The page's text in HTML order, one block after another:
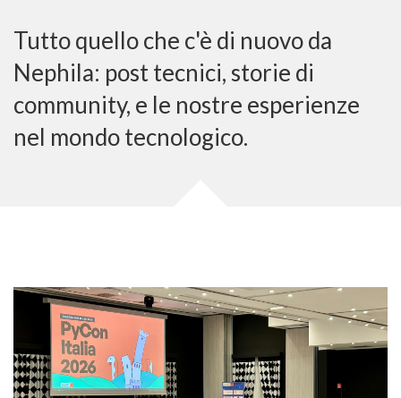
Tutto quello che c'è di nuovo da
Nephila: post tecnici, storie di
community, e le nostre esperienze
nel mondo tecnologico.